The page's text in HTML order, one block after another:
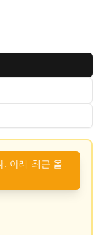
. 아래 최근 올